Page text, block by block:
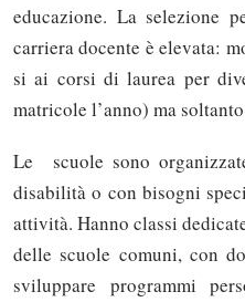
edu­ca­zio­ne. La selezione
carriera docente è elevata:
si ai cor­si di lau­rea per
matricole l’anno) ma
Le scuo­le so­no
disabilità o con bi­so­gni
at­ti­vi­tà. Hanno classi
delle scuole comuni, con
sviluppare programmi